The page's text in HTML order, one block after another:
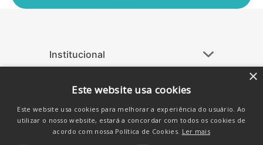
Institucional
+
Atendimento
Siga-nos nas Redes
×
Este website usa cookies
Este website usa cookies para melhorar a experiência do usuário. Ao
utilizar o nosso website, estará a concordar com todos os cookies de
acordo com nossa Política de Cookies. Ler mais